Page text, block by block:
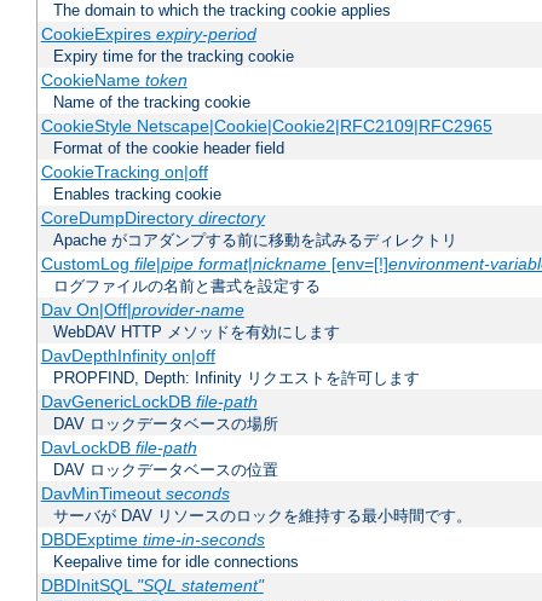
The domain to which the tracking cookie applies
CookieExpires expiry-period
Expiry time for the tracking cookie
CookieName token
Name of the tracking cookie
CookieStyle Netscape|Cookie|Cookie2|RFC2109|RFC2965
Format of the cookie header field
CookieTracking on|off
Enables tracking cookie
CoreDumpDirectory directory
Apache がコアダンプする前に移動を試みるディレクトリ
CustomLog file|pipe format|nickname[env=[!]environment-
ログファイルの名前と書式を設定する
Dav On|Off|provider-name
WebDAV HTTP メソッドを有効にします
DavDepthInfinity on|off
PROPFIND, Depth: Infinity リクエストを許可します
DavGenericLockDB file-path
DAV ロックデータベースの場所
DavLockDB file-path
DAV ロックデータベースの位置
DavMinTimeout seconds
サーバが DAV リソースのロックを維持する最小時間です。
DBDExptime time-in-seconds
Keepalive time for idle connections
DBDInitSQL "SQL statement"